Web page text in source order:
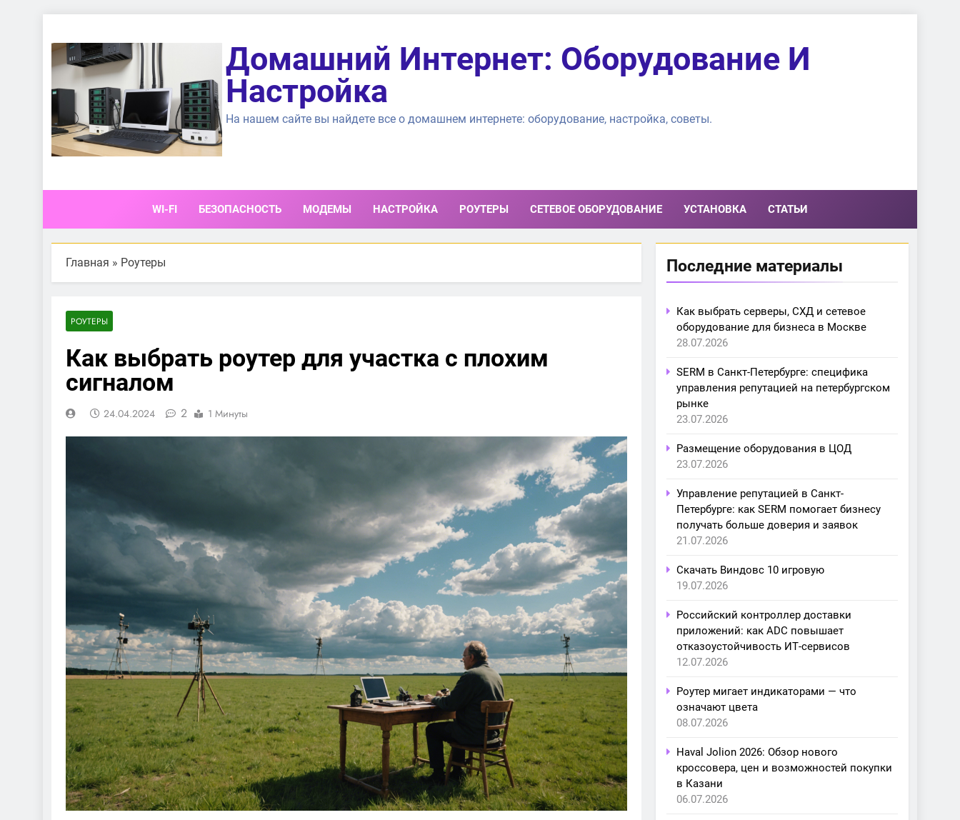
содержимому
Домашний Интернет: Оборудование И
Настройка
На нашем сайте вы найдете все о домашнем интернете: оборудование, настройка, советы.
WI-FI БЕЗОПАСНОСТЬ МОДЕМЫ НАСТРОЙКА РОУТЕРЫ СЕТЕВОЕ ОБОРУДОВАНИЕ УСТАНОВКА СТАТЬИ
Главная » Роутеры
РОУТЕРЫ
Как выбрать роутер для участка с плохим
сигналом
24.04.2024 2 1 Минуты
Последние материалы
Как выбрать серверы, СХД и сетевое
оборудование для бизнеса в Москве
28.07.2026
SERM в Санкт-Петербурге: специфика
управления репутацией на петербургском
рынке
23.07.2026
Размещение оборудования в ЦОД
23.07.2026
Управление репутацией в Санкт-
Петербурге: как SERM помогает бизнесу
получать больше доверия и заявок
21.07.2026
Скачать Виндовс 10 игровую
19.07.2026
Российский контроллер доставки
приложений: как ADC повышает
отказоустойчивость ИТ-сервисов
12.07.2026
Роутер мигает индикаторами — что
означают цвета
08.07.2026
Haval Jolion 2026: Обзор нового
кроссовера, цен и возможностей покупки
в Казани
06.07.2026